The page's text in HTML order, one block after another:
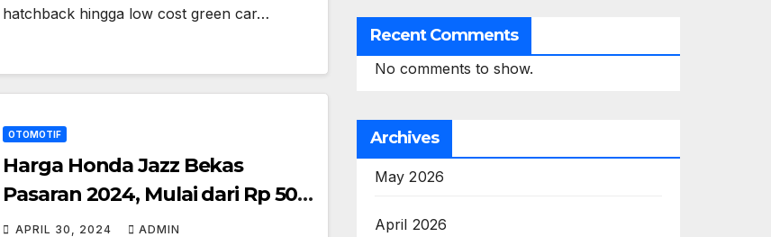
hatchback hingga low cost green car…
OTOMOTIF
Harga Honda Jazz Bekas
Pasaran 2024, Mulai dari Rp 50
Jutaan
APRIL 30, 2024 ADMIN
Recent Comments
No comments to show.
Archives
May 2026
April 2026